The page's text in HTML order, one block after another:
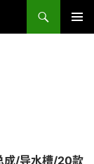
成/导水槽/20款